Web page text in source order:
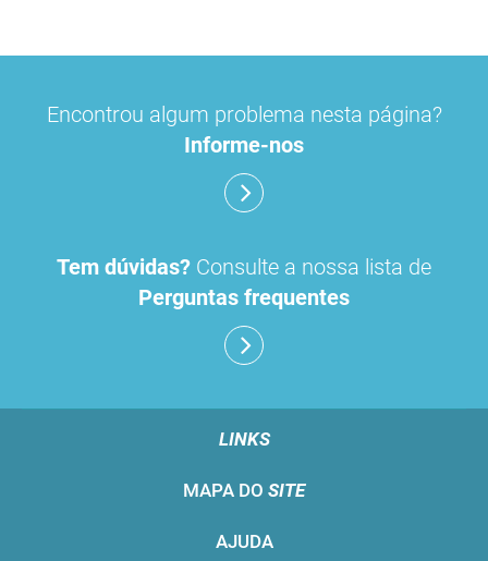
Encontrou algum problema nesta página?
Informe-nos
Tem dúvidas? Consulte a nossa lista de
Perguntas frequentes
LINKS
MAPA DO SITE
AJUDA